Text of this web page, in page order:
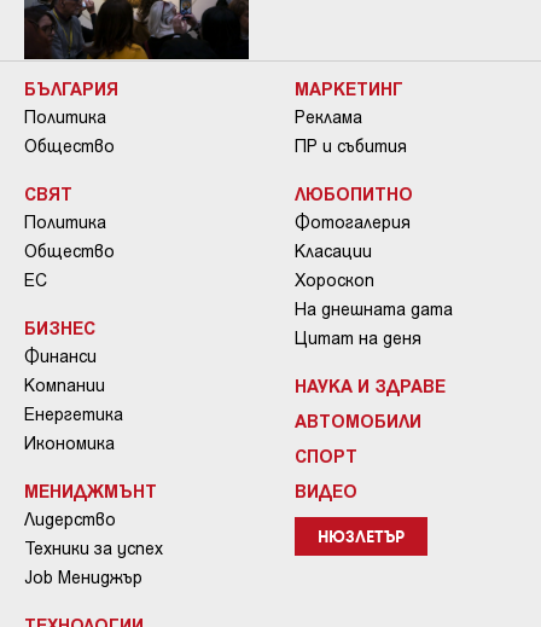
БЪЛГАРИЯ
Политика
Общество
СВЯТ
Политика
Общество
ЕС
БИЗНЕС
Финанси
Компании
Енергетика
Икономика
МЕНИДЖМЪНТ
Лидерство
Техники за успех
Job Мениджър
МАРКЕТИНГ
Реклама
ПР и събития
ЛЮБОПИТНО
Фотогалерия
Класации
Хороскоп
На днешната дата
Цитат на деня
НАУКА И ЗДРАВЕ
АВТОМОБИЛИ
СПОРТ
ВИДЕО
НЮЗЛЕТЪР